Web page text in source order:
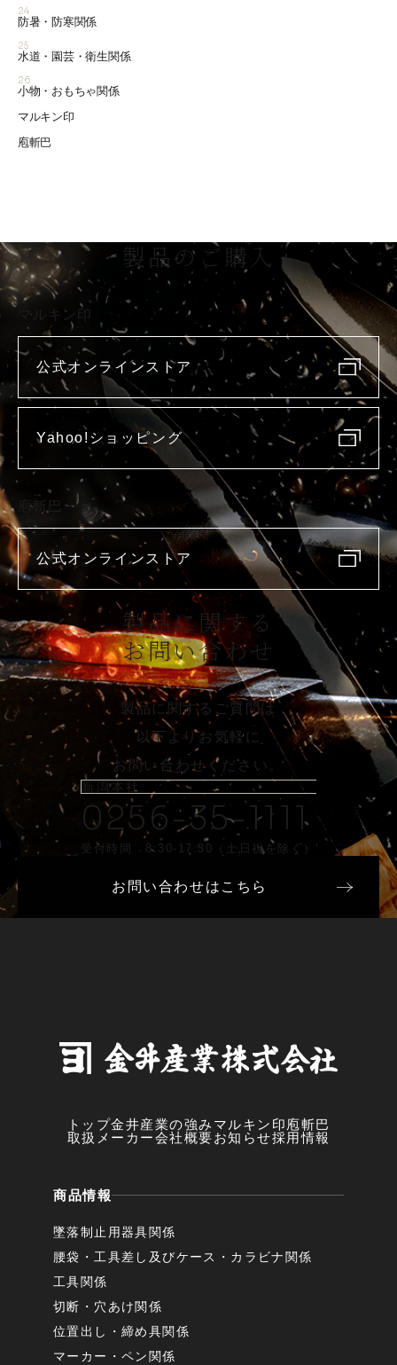
24
防暑・防寒関係
25
水道・園芸・衛生関係
26
小物・おもちゃ関係
マルキン印
庖斬巴
製品のご購入
マルキン印
公式オンラインストア
Yahoo!ショッピング
庖斬巴
公式オンラインストア
製品に関する
お問い合わせ
製品に関するご質問は
以下よりお気軽に
お問い合わせください。
新潟本社
0256-35-1111
受付時間 8:30-17:30（土日祝を除く）
お問い合わせはこちら
トップ金井産業の強み マルキン印 庖斬巴
取扱メーカー会社概要お知らせ採用情報
商品情報
墜落制止用器具関係
腰袋・工具差し及びケース・カラビナ関係
工具関係
切断・穴あけ関係
位置出し・締め具関係
マーカー・ペン関係